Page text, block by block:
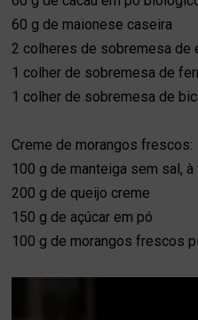
60 g de maionese caseira
2 colheres de sobremesa de
1 colher de sobremesa de
1 colher de sobremesa de
Creme de morangos frescos:
100 g de manteiga sem sal,
200 g de queijo creme
150 g de açúcar em pó
100 g de morangos frescos